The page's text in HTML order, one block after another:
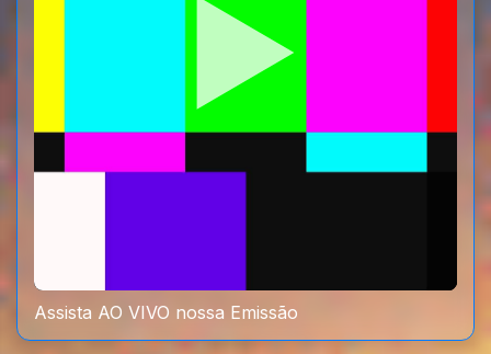
Assista AO VIVO nossa Emissão
hoje de folga,ando nas pinturas ca em
Manu
10:44
tiburcio
😎